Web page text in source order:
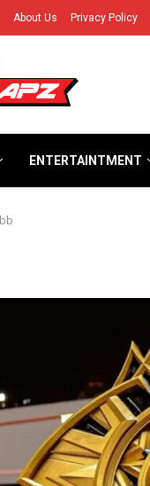
About Us Privacy Policy
ENTERTAINTMENT